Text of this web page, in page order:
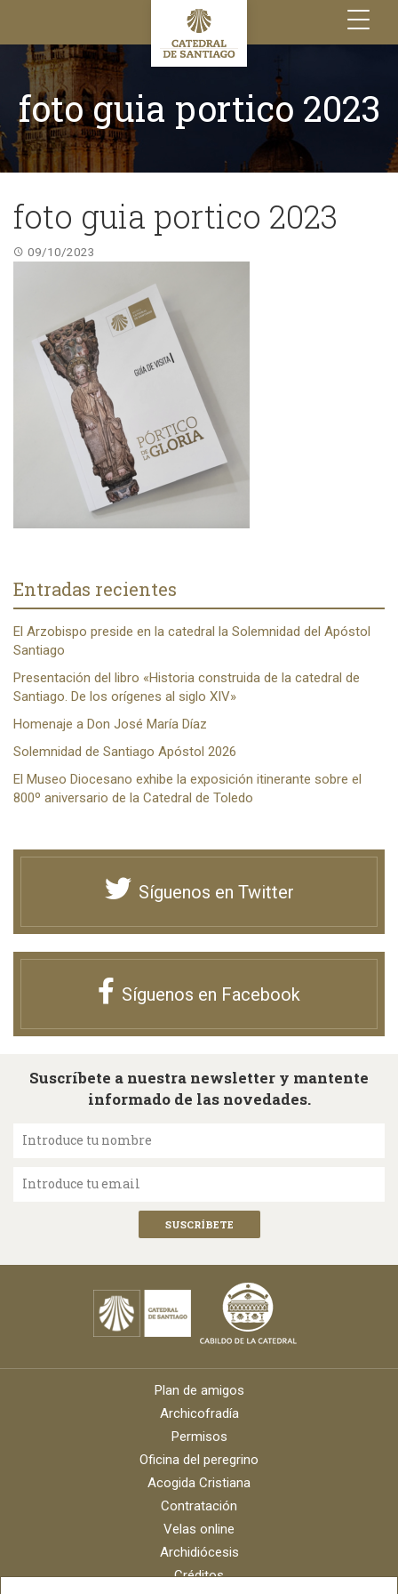
Toggle
navigation
foto guia portico 2023
foto guia portico 2023
09/10/2023
Entradas recientes
El Arzobispo preside en la catedral la Solemnidad del Apóstol
Santiago
Presentación del libro «Historia construida de la catedral de
Santiago. De los orígenes al siglo XIV»
Homenaje a Don José María Díaz
Solemnidad de Santiago Apóstol 2026
El Museo Diocesano exhibe la exposición itinerante sobre el
800º aniversario de la Catedral de Toledo
Síguenos en Twitter
Síguenos en Facebook
Suscríbete a nuestra newsletter y mantente
informado de las novedades.
Introduce tu nombre
Introduce tu email
Plan de amigos
Archicofradía
Permisos
Oficina del peregrino
Acogida Cristiana
Contratación
Velas online
Archidiócesis
Créditos